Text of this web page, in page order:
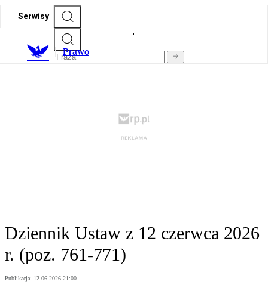
Serwisy
Prawo
Dziennik Ustaw z 12 czerwca 2026
r. (poz. 761-771)
Publikacja: 12.06.2026 21:00